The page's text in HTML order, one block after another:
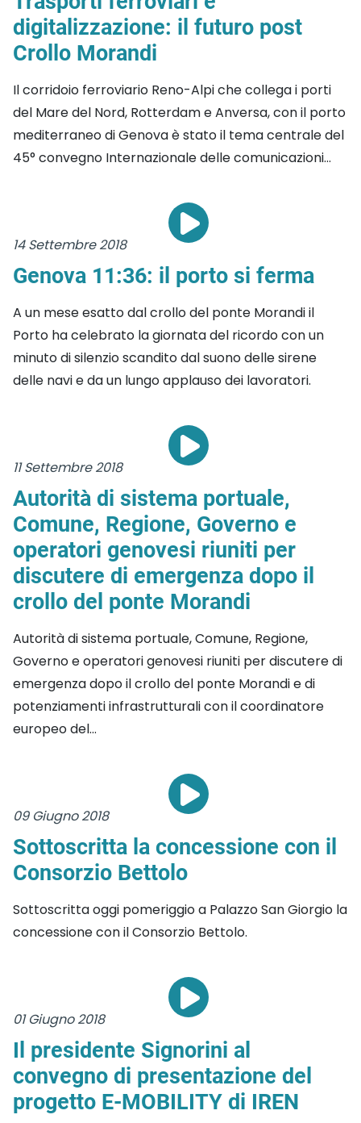
digitalizzazione: il futuro post
Crollo Morandi
Il corridoio ferroviario Reno-Alpi che collega i porti
del Mare del Nord, Rotterdam e Anversa, con il porto
mediterraneo di Genova è stato il tema centrale del
45° convegno Internazionale delle comunicazioni...
14 Settembre 2018
Genova 11:36: il porto si ferma
A un mese esatto dal crollo del ponte Morandi il
Porto ha celebrato la giornata del ricordo con un
minuto di silenzio scandito dal suono delle sirene
delle navi e da un lungo applauso dei lavoratori.
11 Settembre 2018
Autorità di sistema portuale,
Comune, Regione, Governo e
operatori genovesi riuniti per
discutere di emergenza dopo il
crollo del ponte Morandi
Autorità di sistema portuale, Comune, Regione,
Governo e operatori genovesi riuniti per discutere di
emergenza dopo il crollo del ponte Morandi e di
potenziamenti infrastrutturali con il coordinatore
europeo del...
09 Giugno 2018
Sottoscritta la concessione con il
Consorzio Bettolo
Sottoscritta oggi pomeriggio a Palazzo San Giorgio la
concessione con il Consorzio Bettolo.
01 Giugno 2018
Il presidente Signorini al
convegno di presentazione del
progetto E-MOBILITY di IREN